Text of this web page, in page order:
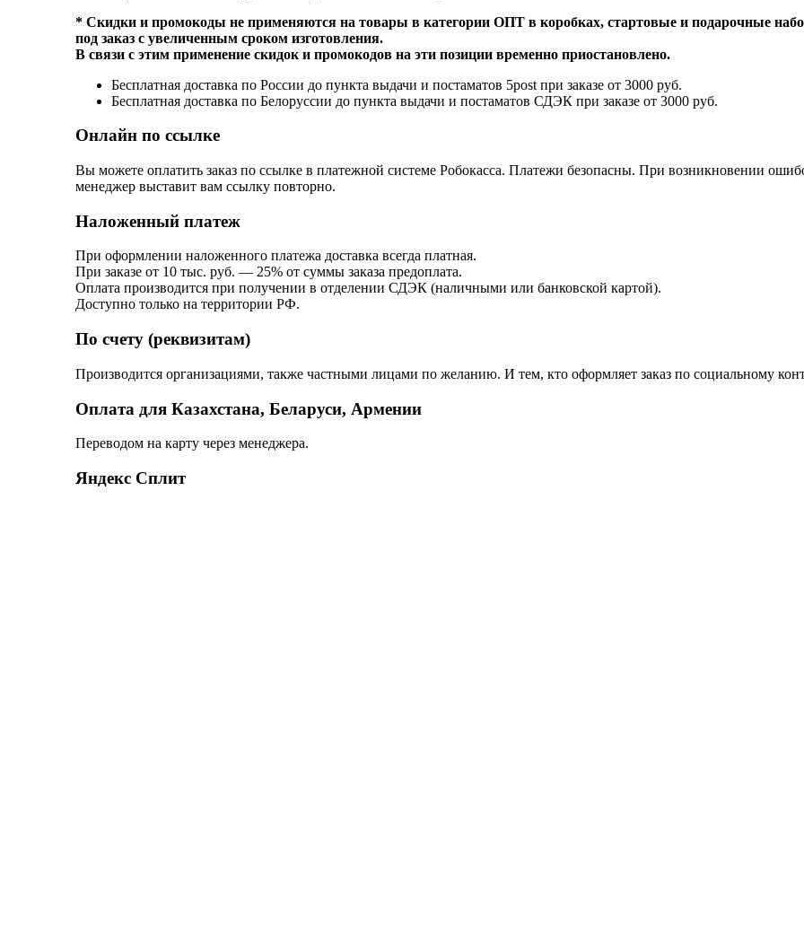
* Скидки и промокоды не применяются на товары в категории ОПТ в коробках, стартовые и подарочные
под заказ с увеличенным сроком изготовления.
В связи с этим применение скидок и промокодов на эти позиции временно приостановлено.
Бесплатная доставка по России до пункта выдачи и постаматов 5post при заказе от 3000 руб.
Бесплатная доставка по Белоруссии до пункта выдачи и постаматов СДЭК при заказе от 3000 руб.
Онлайн по ссылке
Вы можете оплатить заказ по ссылке в платежной системе Робокасса. Платежи безопасны. При возникновении
менеджер выставит вам ссылку повторно.
Наложенный платеж
При оформлении наложенного платежа доставка всегда платная.
При заказе от 10 тыс. руб. — 25% от суммы заказа предоплата.
Оплата производится при получении в отделении СДЭК (наличными или банковской картой).
Доступно только на территории РФ.
По счету (реквизитам)
Производится организациями, также частными лицами по желанию. И тем, кто оформляет заказ по социальному
Оплата для Казахстана, Беларуси, Армении
Переводом на карту через менеджера.
Яндекс Сплит